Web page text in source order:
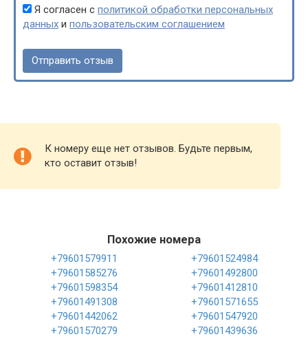
Я согласен с политикой обработки персональных
данных и пользовательским соглашением
К номеру еще нет отзывов. Будьте первым,
кто оставит отзыв!
Похожие номера
+79601579911
+79601524984
+79601585276
+79601492800
+79601598354
+79601412810
+79601491308
+79601571655
+79601442062
+79601547920
+79601570279
+79601439636